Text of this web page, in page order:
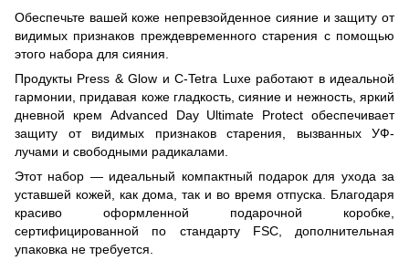
Обеспечьте вашей коже непревзойденное сияние и защиту от
видимых признаков преждевременного старения с помощью
этого набора для сияния.
Продукты Press & Glow и C-Tetra Luxe работают в идеальной
гармонии, придавая коже гладкость, сияние и нежность, яркий
дневной крем Advanced Day Ultimate Protect обеспечивает
защиту от видимых признаков старения, вызванных УФ-
лучами и свободными радикалами.
Этот набор — идеальный компактный подарок для ухода за
уставшей кожей, как дома, так и во время отпуска. Благодаря
красиво оформленной подарочной коробке,
сертифицированной по стандарту FSC, дополнительная
упаковка не требуется.